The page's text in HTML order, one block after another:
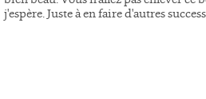
j'espère. Juste à en faire d'autres